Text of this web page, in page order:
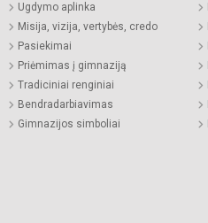
Ugdymo aplinka
Misija, vizija, vertybės, credo
Pasiekimai
Priėmimas į gimnaziją
Tradiciniai renginiai
Bendradarbiavimas
Gimnazijos simboliai